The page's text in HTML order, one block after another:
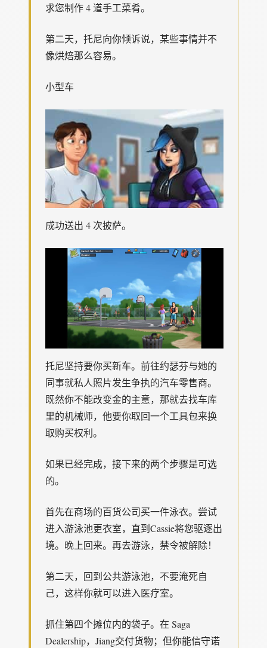
求您制作 4 道手工菜肴。
第二天，托尼向你倾诉说，某些事情并不
像烘焙那么容易。
小型车
成功送出 4 次披萨。
托尼坚持要你买新车。前往约瑟芬与她的
同事就私人照片发生争执的汽车零售商。
既然你不能改变金的主意，那就去找车库
里的机械师，他要你取回一个工具包来换
取购买权利。
如果已经完成，接下来的两个步骤是可选
的。
首先在商场的百货公司买一件泳衣。尝试
进入游泳池更衣室，直到Cassie将您驱逐出
境。晚上回来。再去游泳，禁令被解除！
第二天，回到公共游泳池，不要淹死自
己，这样你就可以进入医疗室。
抓住第四个摊位内的袋子。在 Saga
Dealership，Jiang交付货物；但你能信守诺